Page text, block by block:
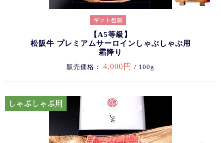
【A5等級】
松阪牛 プレミアムサーロインしゃぶしゃぶ用
霜降り
販売価格： 4,000円 / 100g